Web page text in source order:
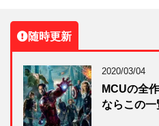
随時更新
2020/03/04
MCUの全
ならこの一